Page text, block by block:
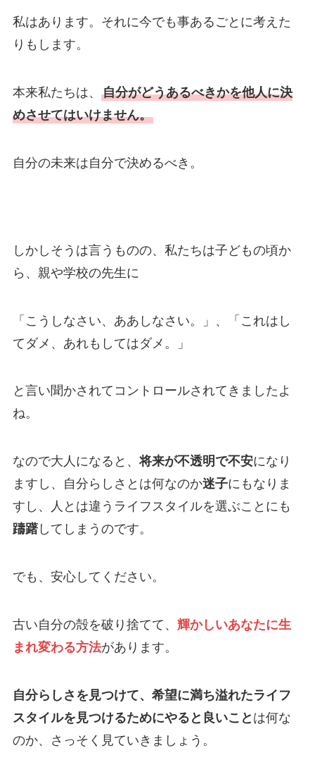
私はあります。それに今でも事あるごとに考えた
りもします。
本来私たちは、 自分がどうあるべきかを他人に決
めさせてはいけません。
自分の未来は自分で決めるべき。
しかしそうは言うものの、私たちは子どもの頃か
ら、親や学校の先生に
「こうしなさい、ああしなさい。」、「これはし
てダメ、あれもしてはダメ。」
と言い聞かされてコントロールされてきましたよ
ね。
なので大人になると、 将来が不透明で不安になり
ますし、自分らしさとは何なのか迷子にもなりま
すし、人とは違うライフスタイルを選ぶことにも
躊躇してしまうのです。
でも、安心してください。
古い自分の殻を破り捨てて、 輝かしいあなたに生
まれ変わる方法があります。
自分らしさを見つけて、希望に満ち溢れたライフ
スタイルを見つけるためにやると良いこと は何な
のか、さっそく見ていきましょう。